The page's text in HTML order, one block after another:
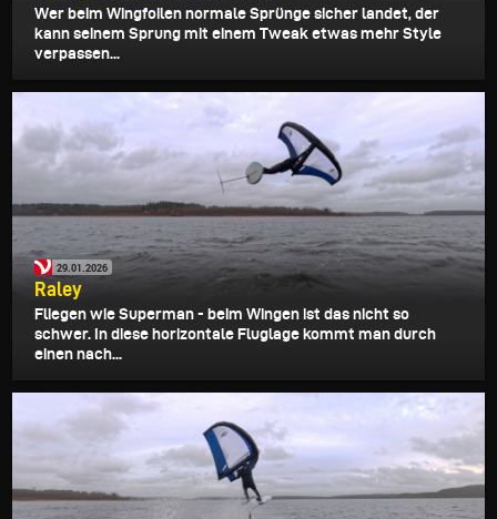
Wer beim Wingfoilen normale Sprünge sicher landet, der
kann seinem Sprung mit einem Tweak etwas mehr Style
verpassen...
29.01.2026
Raley
Fliegen wie Superman - beim Wingen ist das nicht so
schwer. In diese horizontale Fluglage kommt man durch
einen nach...